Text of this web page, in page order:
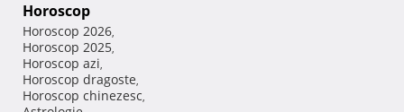
Horoscop
Horoscop 2026,
Horoscop 2025,
Horoscop azi,
Horoscop dragoste,
Horoscop chinezesc,